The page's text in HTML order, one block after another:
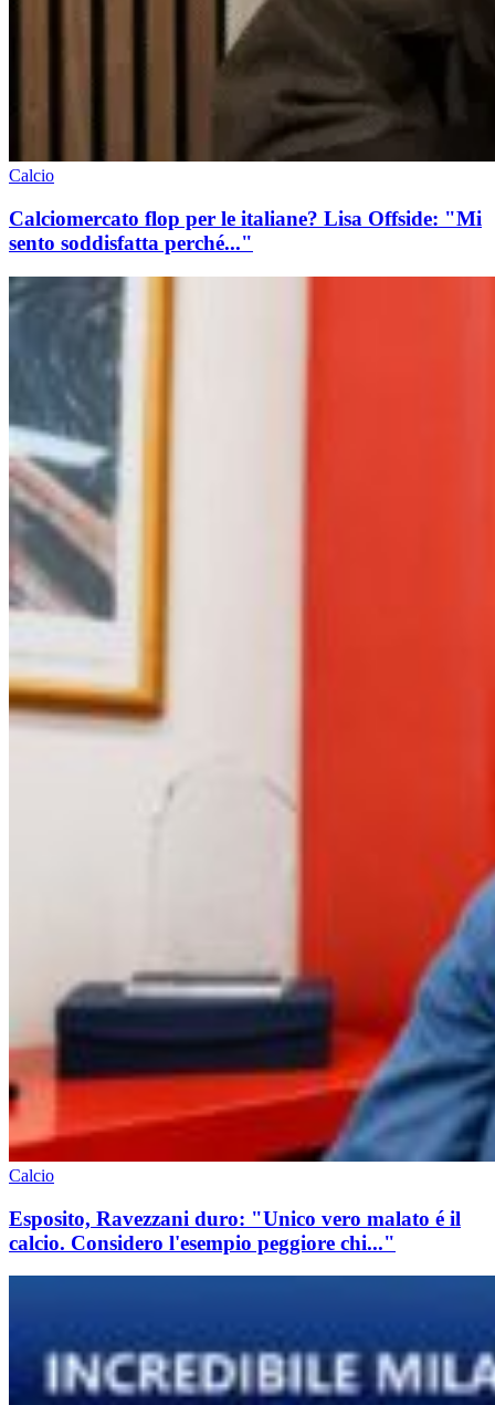
Calcio
Calciomercato flop per le italiane? Lisa Offside: "Mi
sento soddisfatta perché..."
Calcio
Esposito, Ravezzani duro: "Unico vero malato é il
calcio. Considero l'esempio peggiore chi..."